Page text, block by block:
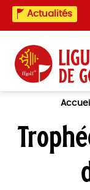
Actualités
Accueil